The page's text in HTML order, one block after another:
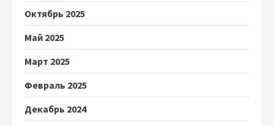
Октябрь 2025
Май 2025
Март 2025
Февраль 2025
Декабрь 2024